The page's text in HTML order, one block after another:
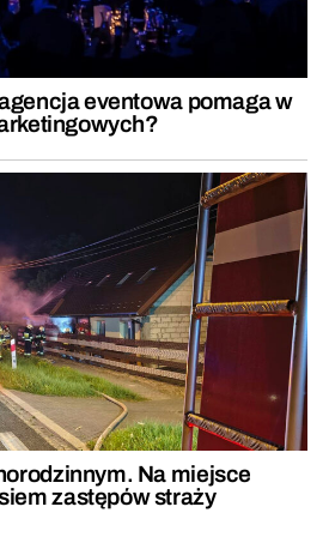
eventowa pomaga w
Na miejsce
zastępów straży